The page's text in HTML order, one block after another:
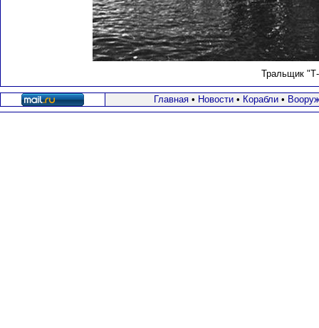
Тральщик
Главная• Новости• Корабли•